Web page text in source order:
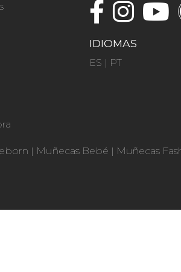
IDIOMAS
ES | PT
| Muñecas Bebé | Muñecas